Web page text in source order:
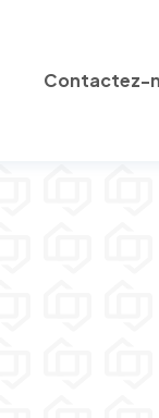
Contactez-